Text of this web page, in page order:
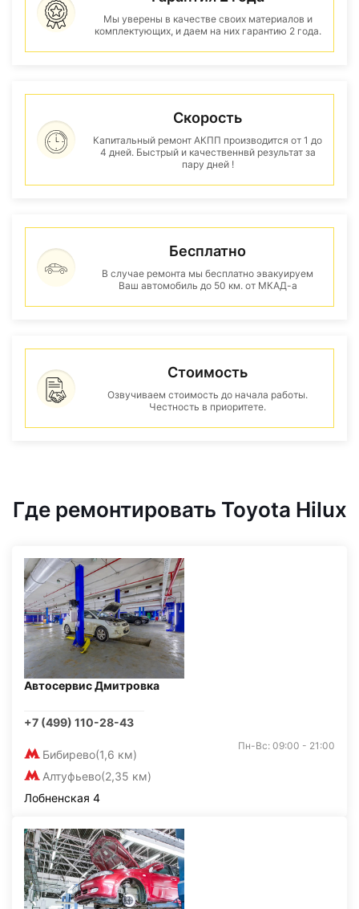
Мы уверены в качестве своих материалов и
комплектующих, и даем на них гарантию 2 года.
Скорость
Капитальный ремонт АКПП производится от 1 до
4 дней. Быстрый и качественнвй результат за
пару дней !
Бесплатно
В случае ремонта мы бесплатно эвакуируем
Ваш автомобиль до 50 км. от МКАД-а
Стоимость
Озвучиваем стоимость до начала работы.
Честность в приоритете.
Где ремонтировать Toyota Hilux
Автосервис Дмитровка
+7 (499) 110-28-43
Бибирево(1,6 км)
Алтуфьево(2,35 км)
Пн-Вс: 09:00 - 21:00
Лобненская 4